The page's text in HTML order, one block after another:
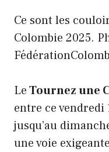
Ce sont les
Colombie 2025.
LeTournez une
entre ce vendredi
jusqu’au
une voie